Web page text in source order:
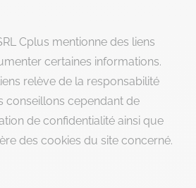
Cplus mentionne des liens
certaines informations.
relève de la responsabilité
conseillons cependant de
de confidentialité ainsi que
des cookies du site concerné.